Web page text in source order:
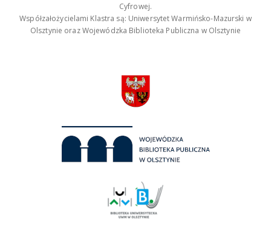
Cyfrowej.
Współzałożycielami Klastra są: Uniwersytet Warmińsko-Mazurski w
Olsztynie oraz Wojewódzka Biblioteka Publiczna w Olsztynie